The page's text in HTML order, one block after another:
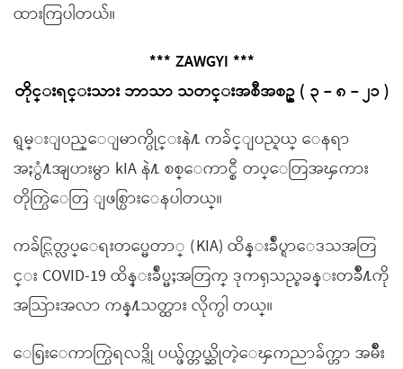
ထားကြပါတယ်။
*** ZAWGYI ***
တိုင္းရင္းသား ဘာသာ သတင္းအစီအစဥ္ ( ၃ – ၈ – ၂၁ )
ရွမ္းျပည္ေျမာက္ပိုင္းနဲ႔ ကခ်င္ျပည္နယ္ ေနရာ
အႏွံ႔အျပားမွာ kIA နဲ႔ စစ္ေကာင္စီ တပ္ေတြအၾကား
တိုက္ပြဲေတြ ျဖစ္ပြားေနပါတယ္။
ကခ်င္လြတ္လပ္ေရးတပ္မေတာ္ (KIA) ထိန္းခ်ဳပ္ရာေဒသအတြ
င္း COVID-19 ထိန္းခ်ဳပ္မႈအတြက္ ဒုကၡသည္စခန္းတခ်ဳိ႔ကို
အသြားအလာ ကန္႔သတ္ထား လိုက္ပါ တယ္။
ေရြးေကာက္ပြဲရလဒ္ကို ပယ္ဖ်က္တယ္ဆိုတဲ့ေၾကညာခ်က္ဟာ အမ်ဳိး